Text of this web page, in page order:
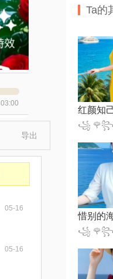
03:00
导出
05-16
05-16
Ta的
红颜知
惜别的